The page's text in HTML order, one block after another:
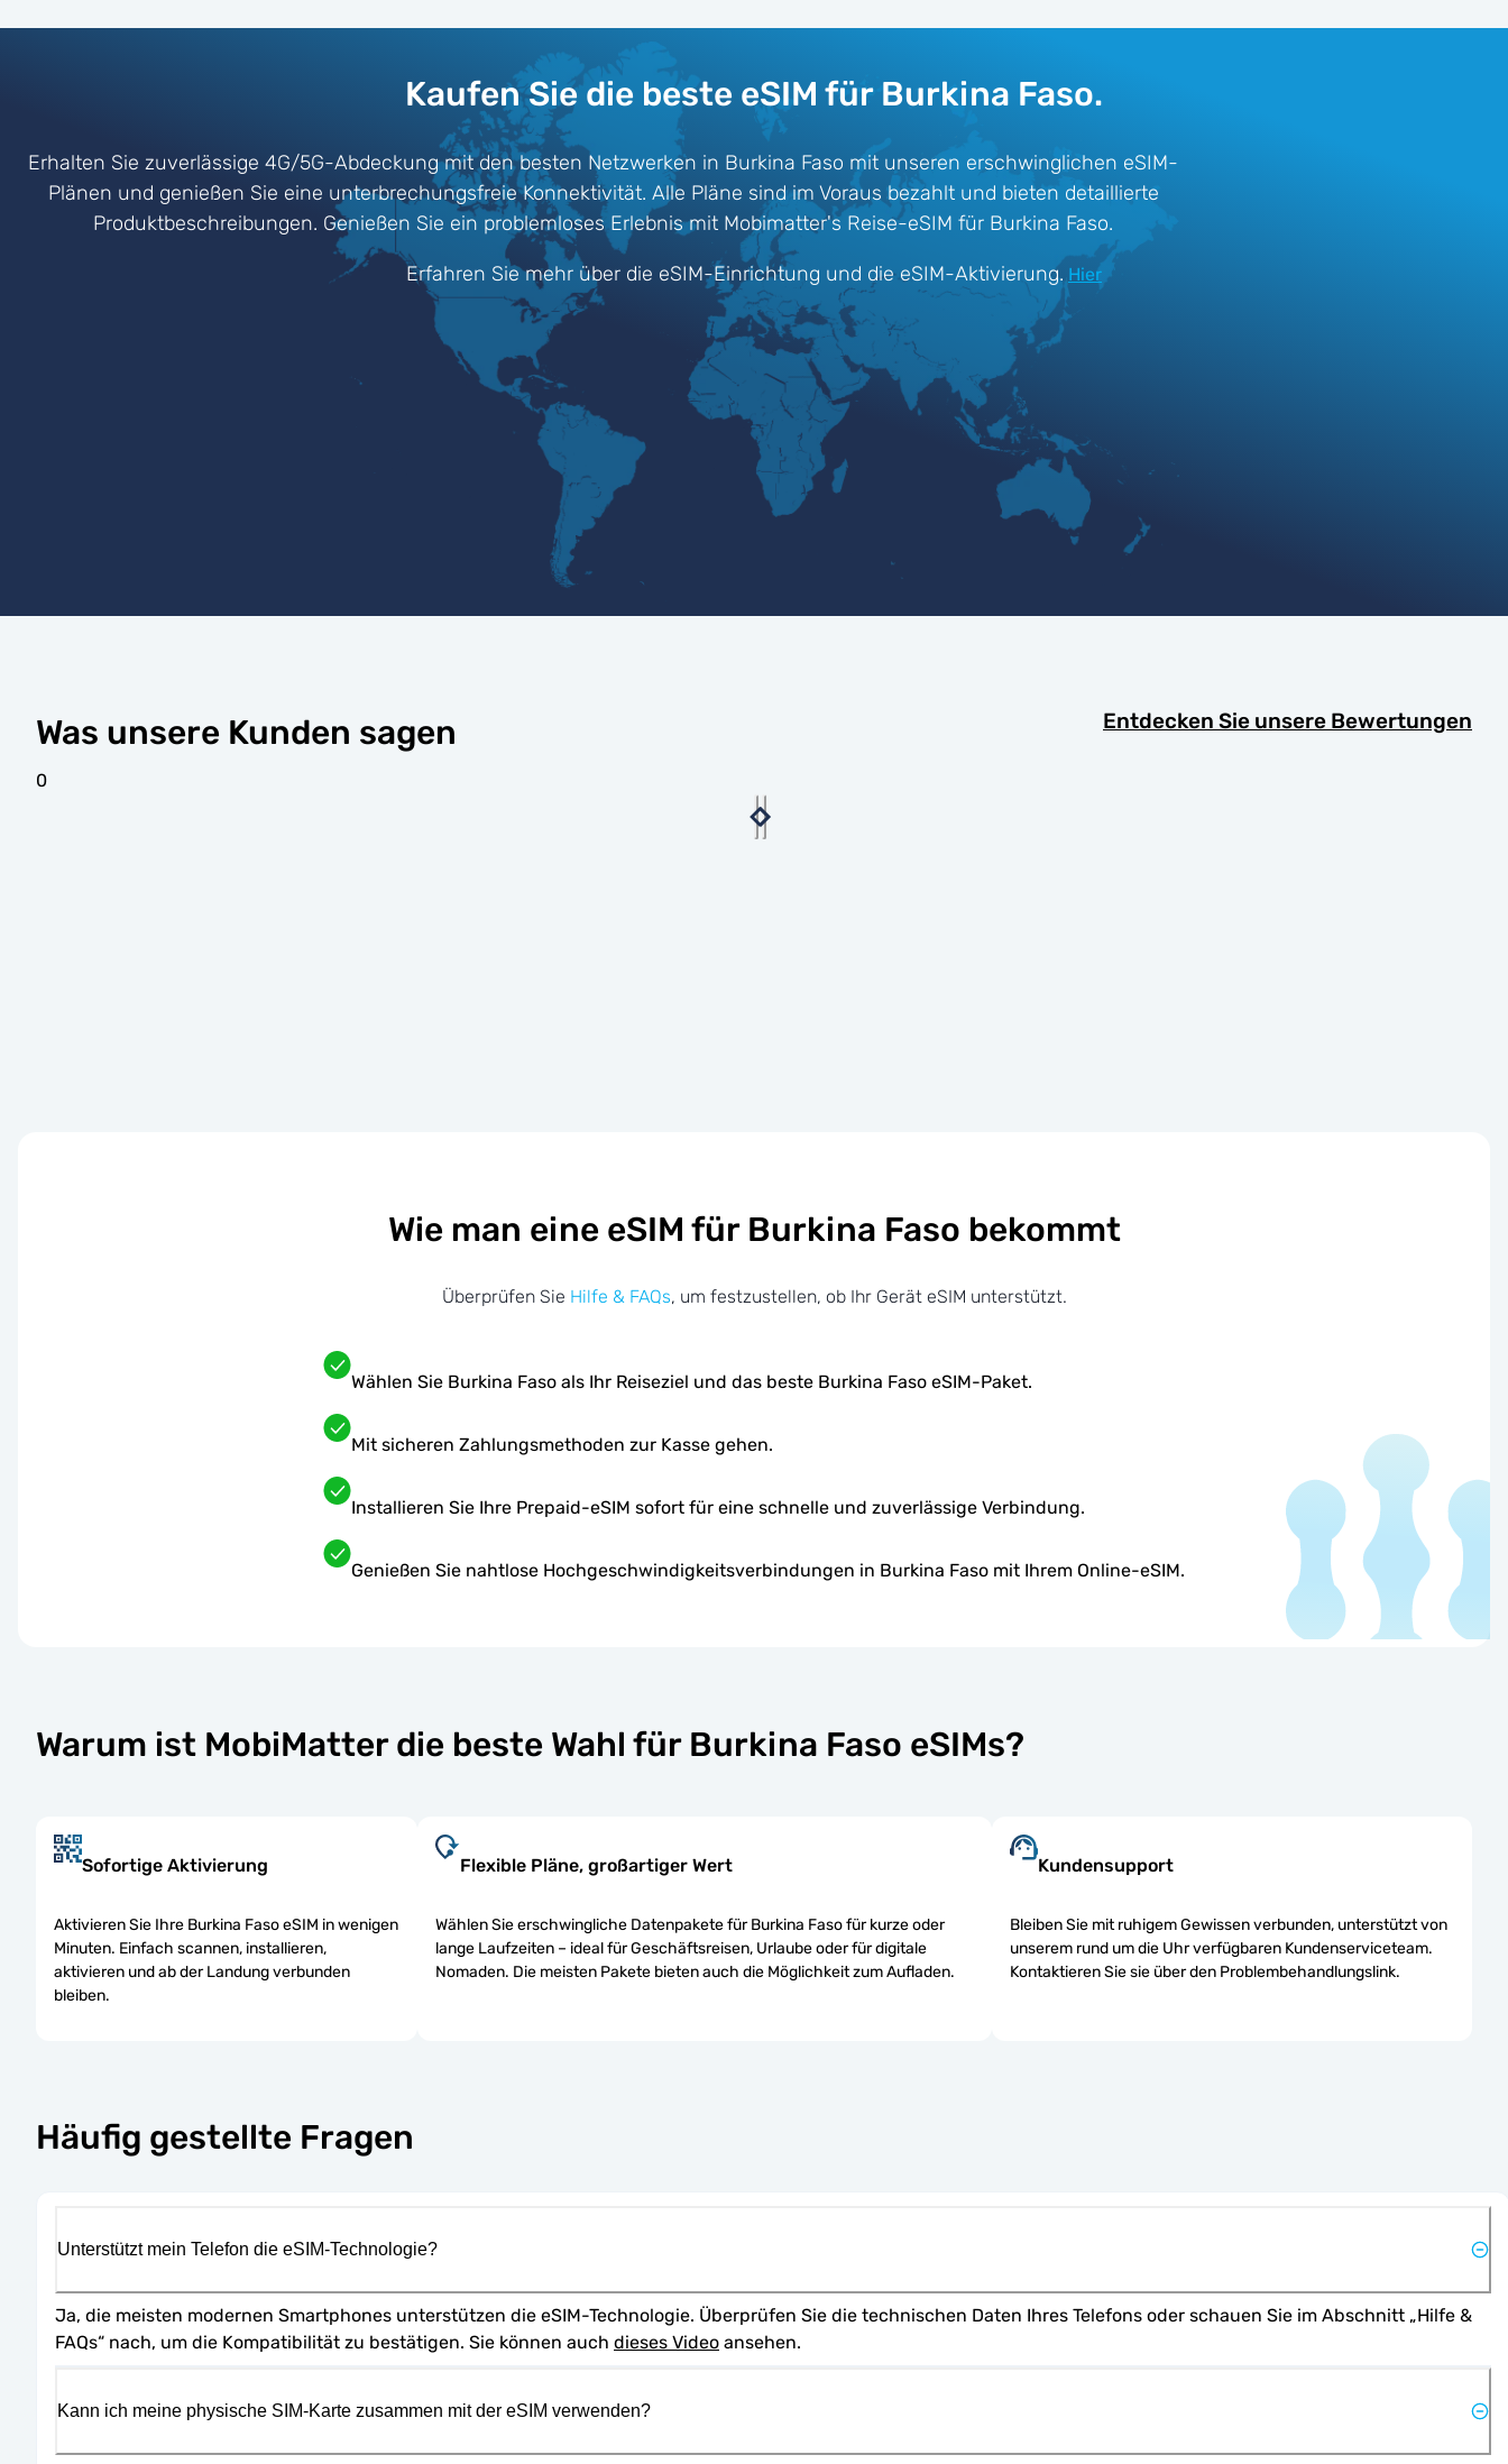
Kaufen Sie die beste eSIM für Burkina Faso.
Erhalten Sie zuverlässige 4G/5G-Abdeckung mit den besten Netzwerken in Burkina Faso mit unseren erschwinglichen eSIM-
Plänen und genießen Sie eine unterbrechungsfreie Konnektivität. Alle Pläne sind im Voraus bezahlt und bieten detaillierte
Produktbeschreibungen. Genießen Sie ein problemloses Erlebnis mit Mobimatter's Reise-eSIM für Burkina Faso.
Erfahren Sie mehr über die eSIM-Einrichtung und die eSIM-Aktivierung. Hier
Was unsere Kunden sagen Entdecken Sie unsere Bewertungen
0
Wie man eine eSIM für Burkina Faso bekommt
Überprüfen Sie Hilfe & FAQs, um festzustellen, ob Ihr Gerät eSIM unterstützt.
Wählen Sie Burkina Faso als Ihr Reiseziel und das beste Burkina Faso eSIM-Paket.
Mit sicheren Zahlungsmethoden zur Kasse gehen.
Installieren Sie Ihre Prepaid-eSIM sofort für eine schnelle und zuverlässige Verbindung.
Genießen Sie nahtlose Hochgeschwindigkeitsverbindungen in Burkina Faso mit Ihrem Online-eSIM.
Warum ist MobiMatter die beste Wahl für Burkina Faso eSIMs?
Sofortige Aktivierung
Aktivieren Sie Ihre Burkina Faso eSIM in wenigen
Minuten. Einfach scannen, installieren,
aktivieren und ab der Landung verbunden
bleiben.
Flexible Pläne, großartiger Wert
Wählen Sie erschwingliche Datenpakete für Burkina Faso für kurze oder
lange Laufzeiten – ideal für Geschäftsreisen, Urlaube oder für digitale
Nomaden. Die meisten Pakete bieten auch die Möglichkeit zum Aufladen.
Kundensupport
Bleiben Sie mit ruhigem Gewissen verbunden, unterstützt von
unserem rund um die Uhr verfügbaren Kundenserviceteam.
Kontaktieren Sie sie über den Problembehandlungslink.
Häufig gestellte Fragen
Unterstützt mein Telefon die eSIM-Technologie?
Ja, die meisten modernen Smartphones unterstützen die eSIM-Technologie. Überprüfen Sie die technischen Daten Ihres Telefons oder schauen Sie im Abschnitt „Hilfe &
FAQs“ nach, um die Kompatibilität zu bestätigen. Sie können auch dieses Video ansehen.
Kann ich meine physische SIM-Karte zusammen mit der eSIM verwenden?